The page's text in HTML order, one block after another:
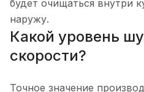
будет очищаться внутри
наружу.
Какой уровень
скорости?
Точное значение